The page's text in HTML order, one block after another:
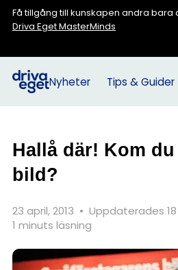
Få tillgång till kunskapen andra bara
Driva Eget MasterMinds
Nyheter Tips & Guider
Hallå där! Kom
bild?
23 april, 2013 • Uppdaterades
1 minuts läsning